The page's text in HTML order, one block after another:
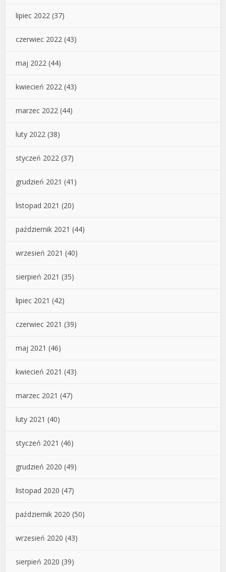
lipiec 2022 (37)
czerwiec 2022 (43)
maj 2022 (44)
kwiecień 2022 (43)
marzec 2022 (44)
luty 2022 (38)
styczeń 2022 (37)
grudzień 2021 (41)
listopad 2021 (20)
październik 2021 (44)
wrzesień 2021 (40)
sierpień 2021 (35)
lipiec 2021 (42)
czerwiec 2021 (39)
maj 2021 (46)
kwiecień 2021 (43)
marzec 2021 (47)
luty 2021 (40)
styczeń 2021 (46)
grudzień 2020 (49)
listopad 2020 (47)
październik 2020 (50)
wrzesień 2020 (43)
sierpień 2020 (39)